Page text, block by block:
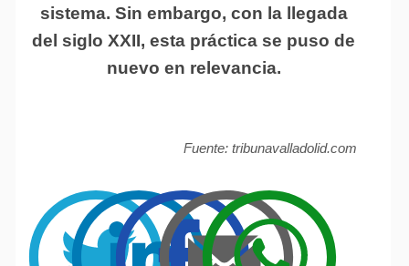
sistema. Sin embargo, con la llegada
del siglo XXII, esta práctica se puso de
nuevo en relevancia.
Fuente: tribunavalladolid.com